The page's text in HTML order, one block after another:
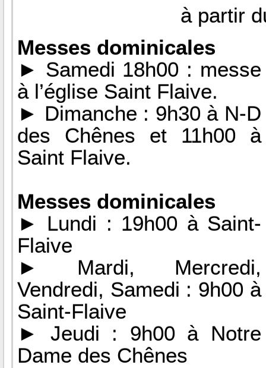
à partir
Messes dominicales
► Samedi 18h00 : messe
à l’église Saint Flaive.
► Dimanche : 9h30 à N-D
des Chênes et 11h00 à
Saint Flaive.
Messes dominicales
► Lundi : 19h00 à Saint-
Flaive
► Mardi, Mercredi,
Vendredi, Samedi : 9h00 à
Saint-Flaive
► Jeudi : 9h00 à Notre
Dame des Chênes